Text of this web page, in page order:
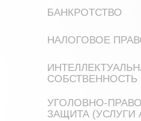
БАНКРОТСТВО
НАЛОГОВОЕ
СОБСТВЕННОСТЬ
УГОЛОВНО-
ЗАЩИТА (УСЛУГИ